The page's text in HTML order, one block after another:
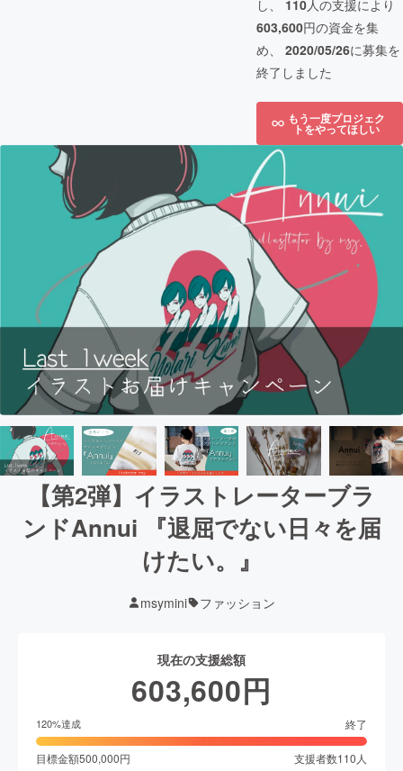
し、 110人の支援により
603,600円の資金を集
め、 2020/05/26に募集を
終了しました
もう一度プロジェク
トをやってほしい
【第2弾】イラストレーターブラ
ンドAnnui 『退屈でない日々を届
けたい。』
msymini ファッション
現在の支援総額
603,600円
120%達成 終了
目標金額500,000円 支援者数110 人